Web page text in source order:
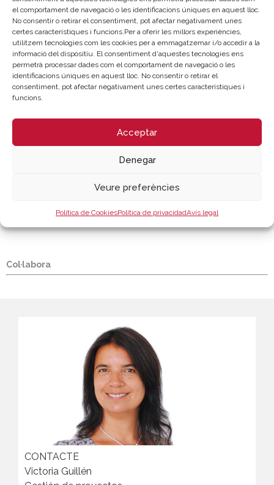
el comportament de navegació o les identificacions úniques en aquest lloc.
No consentir o retirar el consentiment, pot afectar negativament unes
certes característiques i funcions.Per a oferir les millors experiències,
utilitzem tecnologies com les cookies per a emmagatzemar i/o accedir a la
informació del dispositiu. El consentiment d'aquestes tecnologies ens
permetrà processar dades com el comportament de navegació o les
identificacions úniques en aquest lloc. No consentir o retirar el
consentiment, pot afectar negativament unes certes característiques i
funcions.
Acceptar
Denegar
Veure preferències
Política de CookiesPolítica de privacidadAvís legal
Col·loqui, preguntes i clausura.
Modera: D. Javier Peinado / Connext
LLOC DE CELEBRACIÓ
Webinar - Cambra València | Sessió En línia
Col·labora
CONTACTE
Victoria Guillén